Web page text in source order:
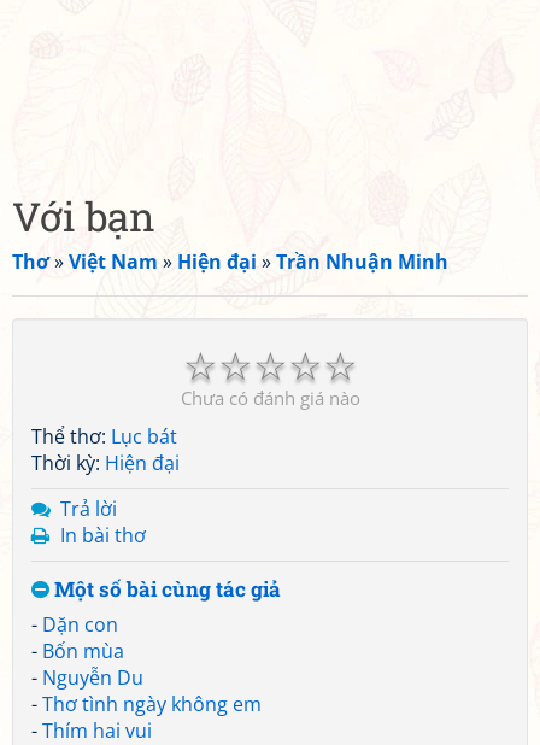
Với bạn
Thơ»Việt Nam » Hiện đại »Trần Nhuận Minh
☆
☆
☆
☆
☆
Chưa có đánh giá nào
Thể thơ: Lục bát
Thời kỳ: Hiện đại
Trả lời
In bài thơ
Một số bài cùng tác giả
- Dặn con
- Bốn mùa
- Nguyễn Du
-Thơ tình ngày không em
-Thím hai vui